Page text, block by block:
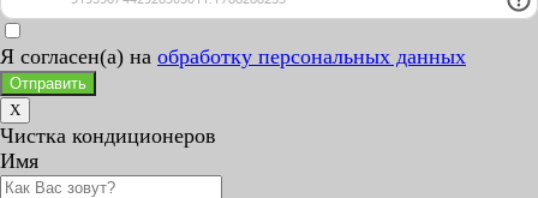
Я согласен(а) на обработку персональных данных
Отправить
X
Чистка кондиционеров
Имя